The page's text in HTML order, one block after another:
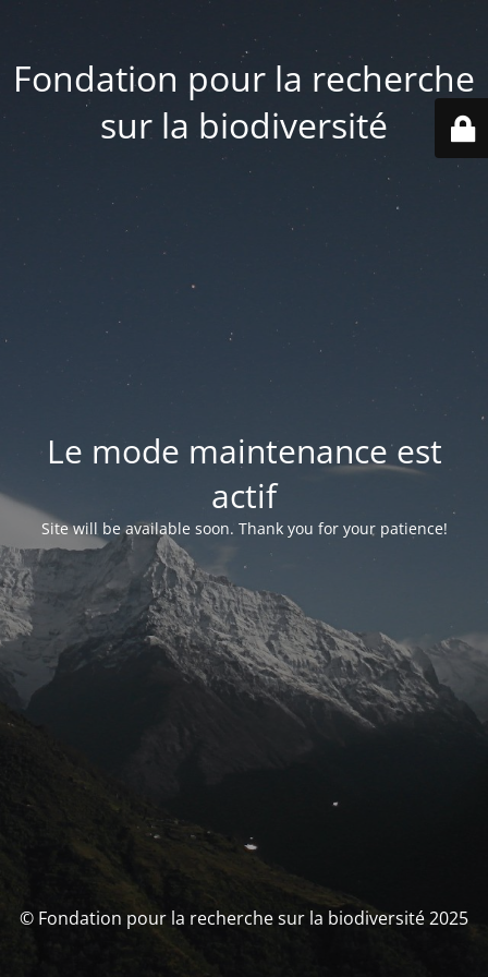
Fondation pour la recherche
sur la biodiversité
Le mode maintenance est
actif
Site will be available soon. Thank you for your patience!
© Fondation pour la recherche sur la biodiversité 2025